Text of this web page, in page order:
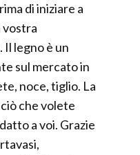
di iniziare a
vostra
Il legno è un
sul mercato in
noce, tiglio. La
che volete
a voi. Grazie